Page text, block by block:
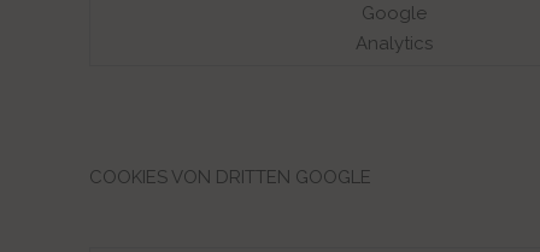
Google
Analytics
COOKIES VON DRITTEN GOOGLE